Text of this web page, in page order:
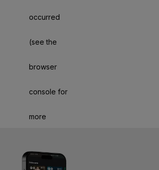
occurred
(see the
browser
console for
more